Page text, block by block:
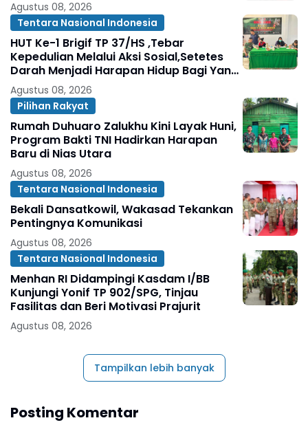
Agustus 08, 2026
Tentara Nasional Indonesia
HUT Ke-1 Brigif TP 37/HS ,Tebar
Kepedulian Melalui Aksi Sosial,Setetes
Darah Menjadi Harapan Hidup Bagi Yang
Membutuhkan
Agustus 08, 2026
Pilihan Rakyat
Rumah Duhuaro Zalukhu Kini Layak Huni,
Program Bakti TNI Hadirkan Harapan
Baru di Nias Utara
Agustus 08, 2026
Tentara Nasional Indonesia
Bekali Dansatkowil, Wakasad Tekankan
Pentingnya Komunikasi
Agustus 08, 2026
Tentara Nasional Indonesia
Menhan RI Didampingi Kasdam I/BB
Kunjungi Yonif TP 902/SPG, Tinjau
Fasilitas dan Beri Motivasi Prajurit
Agustus 08, 2026
Tampilkan lebih banyak
Posting Komentar